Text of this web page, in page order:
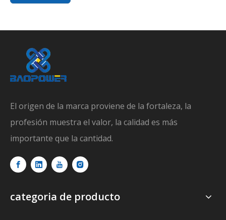
El origen de la marca proviene de la fortaleza, la
profesión muestra el valor, la calidad es más
importante que la cantidad.
categoria de producto